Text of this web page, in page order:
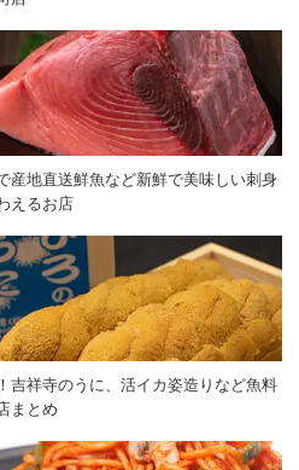
産地直送鮮魚など新鮮で美味しい刺身
えるお店
吉祥寺のうに、活イカ姿造りなど魚料
まとめ